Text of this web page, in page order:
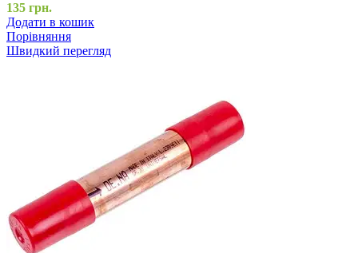
135 грн.
Додати в кошик
Порівняння
Швидкий перегляд